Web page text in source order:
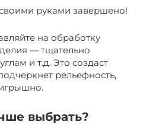
руками завершено!
на обработку
— тщательно
и т.д. Это создаст
рельефность,
выбрать?